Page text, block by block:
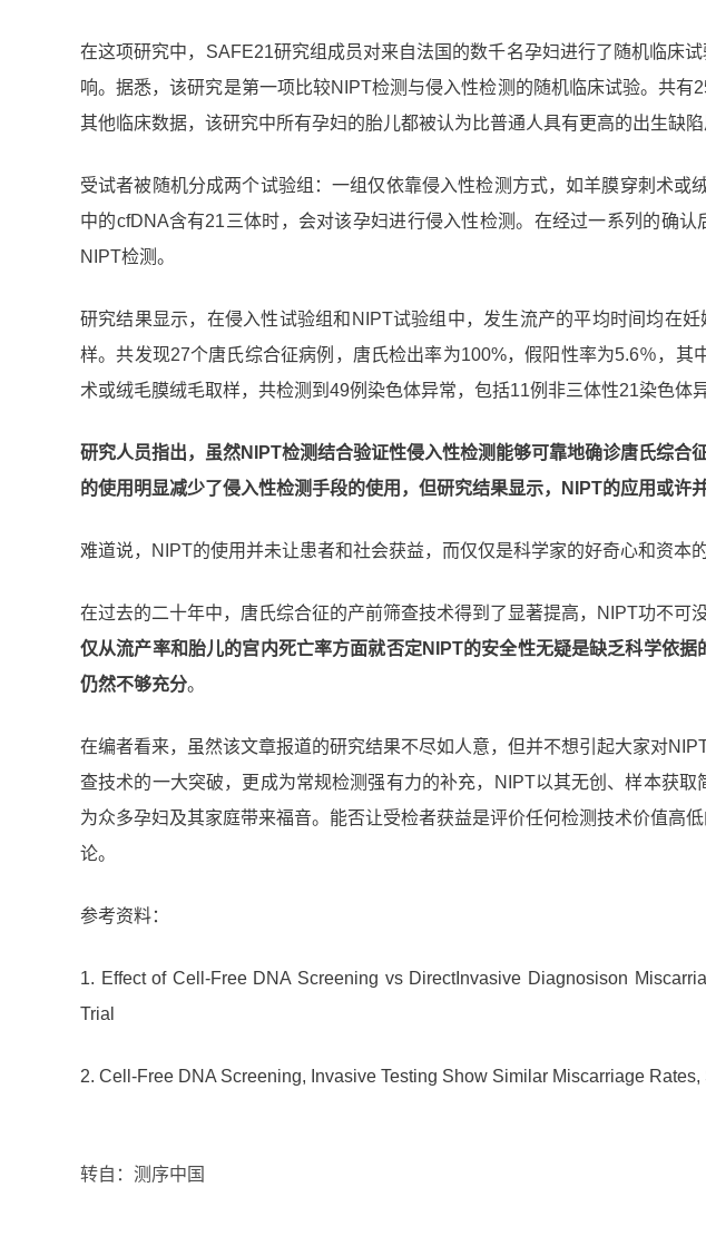
在这项研究中，SAFE21研究组成员对来自法国的数千名孕妇进行了随机临床
响。据悉，该研究是第一项比较NIPT检测与侵入性检测的随机临床试验。共
其他临床数据，该研究中所有孕妇的胎儿都被认为比普通人具有更高的出生缺陷
受试者被随机分成两个试验组：一组仅依靠侵入性检测方式，如羊膜穿刺术
中的cfDNA含有21三体时，会对该孕妇进行侵入性检测。在经过一系列的确
NIPT检测。
研究结果显示，在侵入性试验组和NIPT试验组中，发生流产的平均时间均在
样。共发现27个唐氏综合征病例，唐氏检出率为100%，假阳性率为5.6％，
术或绒毛膜绒毛取样，共检测到49例染色体异常，包括11例非三体性21染色体异
研究人员指出，
虽然NIPT检测结合验证性侵入性检测能够可靠地确诊唐氏综
的使用明显减少了侵入性检测手段的使用，但研究结果显示，NIPT的应用或许
难道说，NIPT的使用并未让患者和社会获益，而仅仅是科学家的好奇心和资本的
在过去的二十年中，唐氏综合征的产前筛查技术得到了显著提高，NIPT功不可没
仅从流产率和胎儿的宫内死亡率方面就否定NIPT的安全性无疑是缺乏科学依据
仍然不够充分。
在编者看来，虽然该文章报道的研究结果不尽如人意，但并不想引起大家对
查技术的一大突破，更成为常规检测强有力的补充，NIPT以其无创、样本获
为众多孕妇及其家庭带来福音。能否让受检者获益是评价任何检测技术价值高低
论。
参考资料：
1. Effect of Cell-Free DNA Screening vs DirectInvasive Diagnosison
Trial
2. Cell-Free DNA Screening, Invasive Testing Show Similar Miscarriage
转自：测序中国